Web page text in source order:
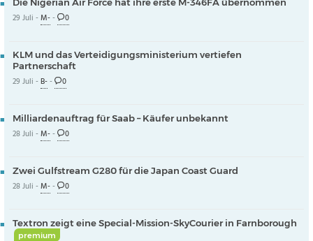
29 Juli -M-- 0
KLM und das Verteidigungsministerium vertiefen
Partnerschaft
29 Juli -B-- 0
Milliardenauftrag für Saab – Käufer unbekannt
28 Juli -M-- 0
Zwei Gulfstream G280 für die Japan Coast Guard
28 Juli -M-- 0
Textron zeigt eine Special-Mission-SkyCourier in Farnborough
premium